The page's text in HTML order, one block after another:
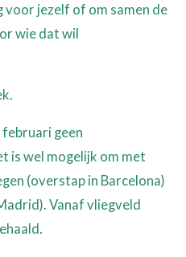
voor jezelf of om samen de
voor wie dat wil
geen
is wel mogelijk om met
(overstap in Barcelona)
Vanaf vliegveld